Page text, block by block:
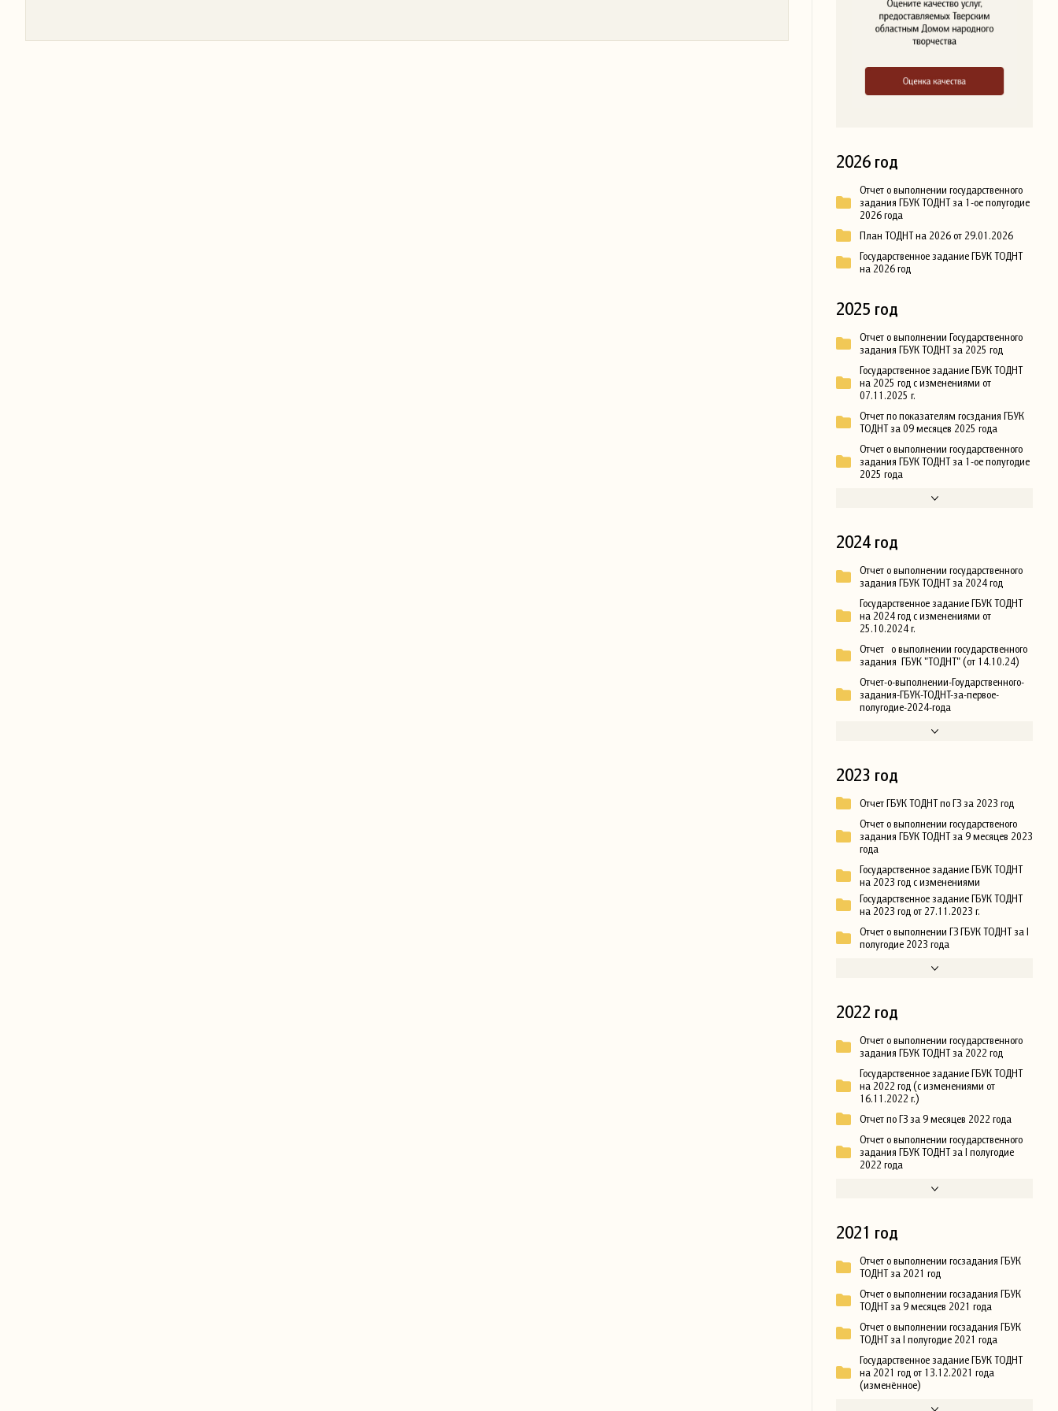
2026 год
Отчет о выполнении государственного
задания ГБУК ТОДНТ за 1-ое полугодие
2026 года
План ТОДНТ на 2026 от 29.01.2026
Государственное задание ГБУК ТОДНТ
на 2026 год
2025 год
Отчет о выполнении Государственного
задания ГБУК ТОДНТ за 2025 год
Государственное задание ГБУК ТОДНТ
на 2025 год с изменениями от
07.11.2025 г.
Отчет по показателям госздания ГБУК
ТОДНТ за 09 месяцев 2025 года
Отчет о выполнении государственного
задания ГБУК ТОДНТ за 1-ое полугодие
2025 года
2024 год
Отчет о выполнении государственного
задания ГБУК ТОДНТ за 2024 год
Государственное задание ГБУК ТОДНТ
на 2024 год с изменениями от
25.10.2024 г.
Отчет о выполнении государственного
задания ГБУК "ТОДНТ" (от 14.10.24)
Отчет-о-выполнении-Гоударственного-
задания-ГБУК-ТОДНТ-за-первое-
полугодие-2024-года
2023 год
Отчет ГБУК ТОДНТ по ГЗ за 2023 год
Отчет о выполнении государственого
задания ГБУК ТОДНТ за 9 месяцев 2023
года
Государственное задание ГБУК ТОДНТ
на 2023 год с изменениями
Государственное задание ГБУК ТОДНТ
на 2023 год от 27.11.2023 г.
Отчет о выполнении ГЗ ГБУК ТОДНТ за I
полугодие 2023 года
2022 год
Отчет о выполнении государственного
задания ГБУК ТОДНТ за 2022 год
Государственное задание ГБУК ТОДНТ
на 2022 год (с изменениями от
16.11.2022 г.)
Отчет по ГЗ за 9 месяцев 2022 года
Отчет о выполнении государственного
задания ГБУК ТОДНТ за I полугодие
2022 года
2021 год
Отчет о выполнении госзадания ГБУК
ТОДНТ за 2021 год
Отчет о выполнении госзадания ГБУК
ТОДНТ за 9 месяцев 2021 года
Отчет о выполнении госзадания ГБУК
ТОДНТ за I полугодие 2021 года
Государственное задание ГБУК ТОДНТ
на 2021 год от 13.12.2021 года
(изменённое)